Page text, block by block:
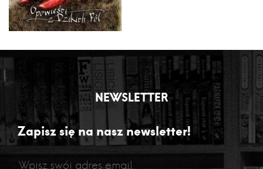
NEWSLETTER
Zapisz się na nasz newsletter!